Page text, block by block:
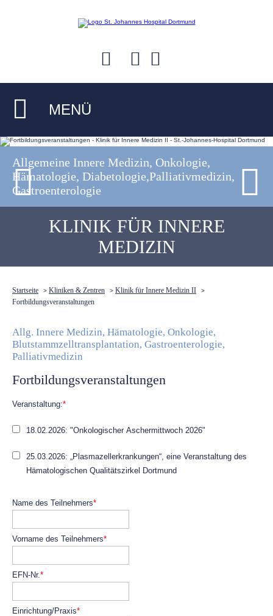
MENÜ
KLINIK FÜR INNERE
MEDIZIN
Allgemeine Innere Medizin, Onkologie,
Hämatologie, Diabetologie,Palliativmedizin,
Gastroenterologie
Startseite > Kliniken & Zentren > Klinik für Innere Medizin II >
Fortbildungsveranstaltungen
Allg. Innere Medizin, Hämatologie, Onkologie,
Blutstammzelltransplantation, Gastroenterologie,
Palliativmedizin
Fortbildungsveranstaltungen
Pflichtfeld
Veranstaltung:*
18.02.2026: "Onkologischer Aschermittwoch 2026"
25.03.2026: „Plasmazellerkrankungen“, eine Veranstaltung des
Hämatologischen Qualitätszirkel Dortmund
Pflichtfeld
Name des Teilnehmers*
Pflichtfeld
Vorname des Teilnehmers*
Pflichtfeld
EFN-Nr.*
Pflichtfeld
Einrichtung/Praxis*